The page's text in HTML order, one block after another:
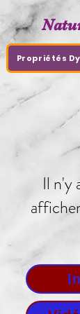
Propriétés
Il n'y